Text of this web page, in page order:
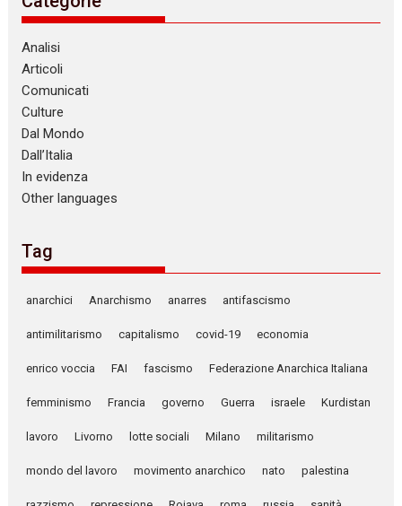
Analisi
Articoli
Comunicati
Culture
Dal Mondo
Dall’Italia
In evidenza
Other languages
Tag
anarchici Anarchismo anarres antifascismo
antimilitarismo capitalismo covid-19 economia
enrico voccia FAI fascismo Federazione Anarchica Italiana
femminismo Francia governo Guerra israele Kurdistan
lavoro Livorno lotte sociali Milano militarismo
mondo del lavoro movimento anarchico nato palestina